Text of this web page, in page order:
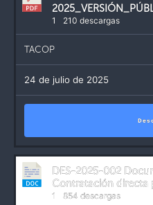
1 210 descargas
TACOP
24 de julio de 2025
DES-2025-002
Contratación directa
1 854 descargas